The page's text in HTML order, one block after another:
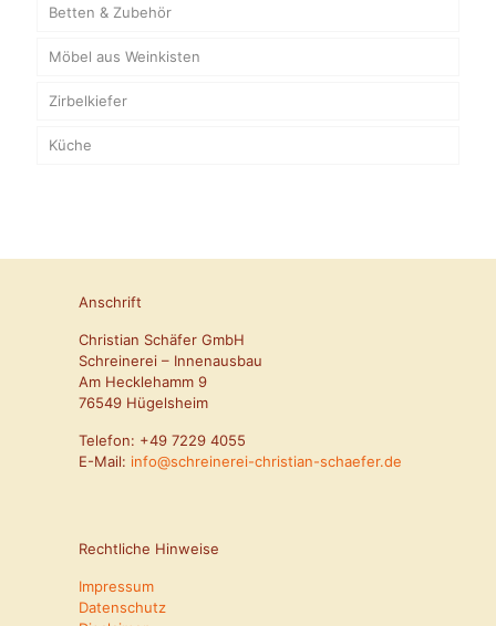
Betten & Zubehör
Möbel aus Weinkisten
Zirbelkiefer
Küche
Anschrift
Christian Schäfer GmbH
Schreinerei – Innenausbau
Am Hecklehamm 9
76549 Hügelsheim
Telefon: +49 7229 4055
E-Mail: info@schreinerei-christian-schaefer.de
Rechtliche Hinweise
Impressum
Datenschutz